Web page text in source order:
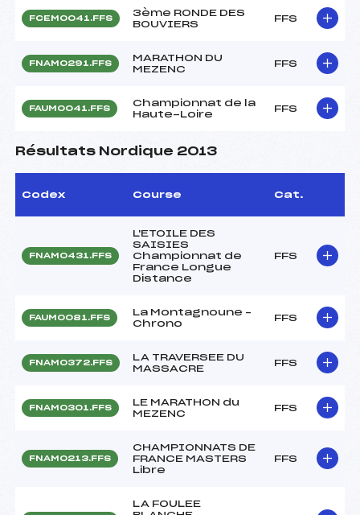
FCEM0041.FFS
3ème RONDE DES
BOUVIERS
FFS
FNAM0291.FFS
MARATHON DU
MEZENC
FFS
FAUM0041.FFS
Championnat de la
Haute-Loire
FFS
Résultats Nordique 2013
Codex Course Cat.
FNAM0431.FFS
L'ETOILE DES
SAISIES
Championnat de
France Longue
Distance
FFS
FAUM0081.FFS
La Montagnoune –
Chrono
FFS
FNAM0372.FFS
LA TRAVERSEE DU
MASSACRE
FFS
FNAM0301.FFS
LE MARATHON du
MEZENC
FFS
FNAM0213.FFS
CHAMPIONNATS DE
FRANCE MASTERS
Libre
FFS
LA FOULEE